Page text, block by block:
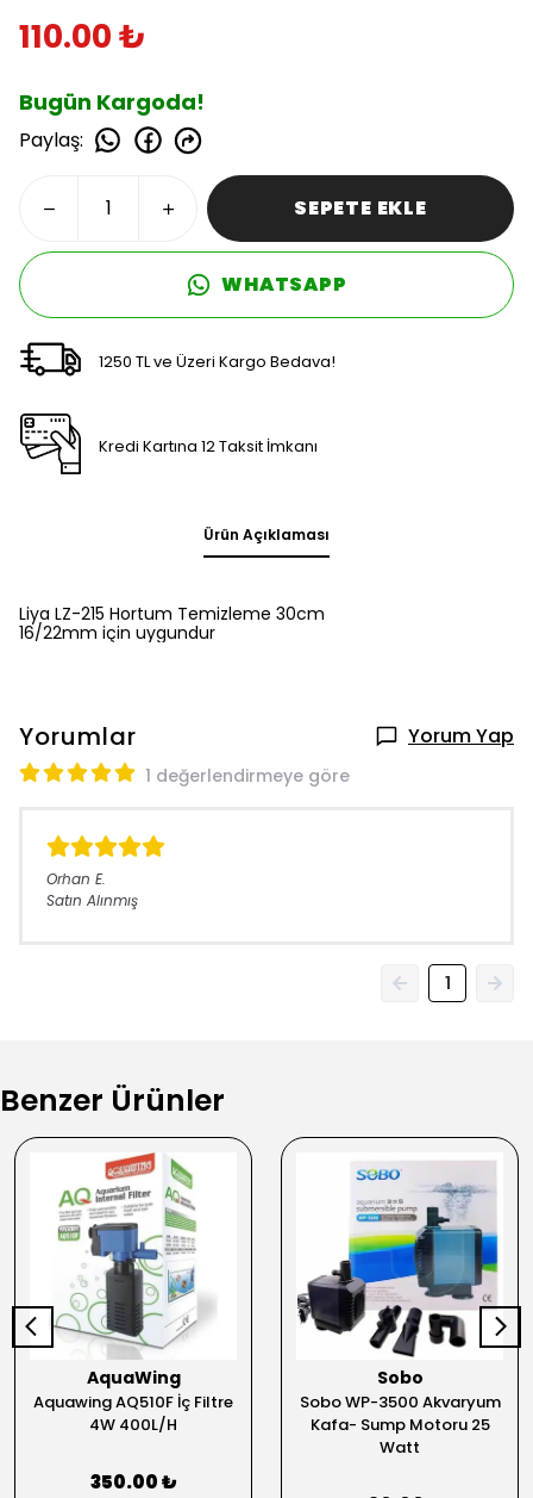
110.00 ₺
Bugün Kargoda!
Paylaş:
SEPETE EKLE
WHATSAPP
1250 TL ve Üzeri Kargo Bedava!
Kredi Kartına 12 Taksit İmkanı
Ürün Açıklaması
Liya LZ-215 Hortum Temizleme 30cm
16/22mm için uygundur
Yorumlar Yorum Yap
1 değerlendirmeye göre
Orhan E.
Satın Alınmış
1
Benzer Ürünler
AquaWing
Aquawing AQ510F İç Filtre
4W 400L/H
350.00 ₺
Sobo
Sobo WP-3500 Akvaryum
Kafa- Sump Motoru 25
Watt